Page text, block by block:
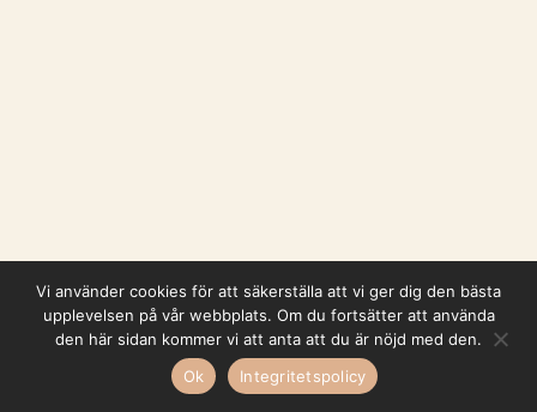
Vi använder cookies för att säkerställa att vi ger dig den bästa
upplevelsen på vår webbplats. Om du fortsätter att använda
den här sidan kommer vi att anta att du är nöjd med den.
Ok
Integritetspolicy